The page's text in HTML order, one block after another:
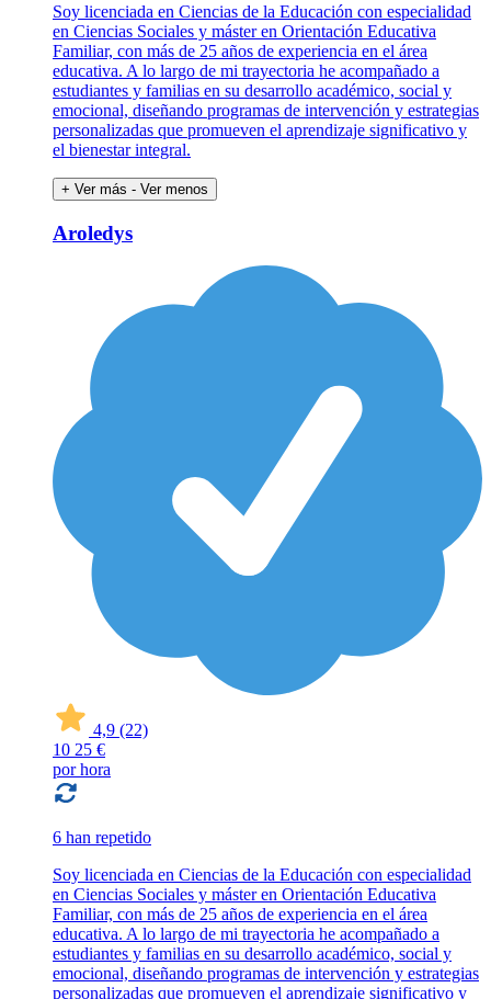
Soy licenciada en Ciencias de la Educación con especialidad
en Ciencias Sociales y máster en Orientación Educativa
Familiar, con más de 25 años de experiencia en el área
educativa. A lo largo de mi trayectoria he acompañado a
estudiantes y familias en su desarrollo académico, social y
emocional, diseñando programas de intervención y estrategias
personalizadas que promueven el aprendizaje significativo y
el bienestar integral.
+ Ver más - Ver menos
Aroledys
4,9 (22)
10 25 €
por hora
6 han repetido
Soy licenciada en Ciencias de la Educación con especialidad
en Ciencias Sociales y máster en Orientación Educativa
Familiar, con más de 25 años de experiencia en el área
educativa. A lo largo de mi trayectoria he acompañado a
estudiantes y familias en su desarrollo académico, social y
emocional, diseñando programas de intervención y estrategias
personalizadas que promueven el aprendizaje significativo y